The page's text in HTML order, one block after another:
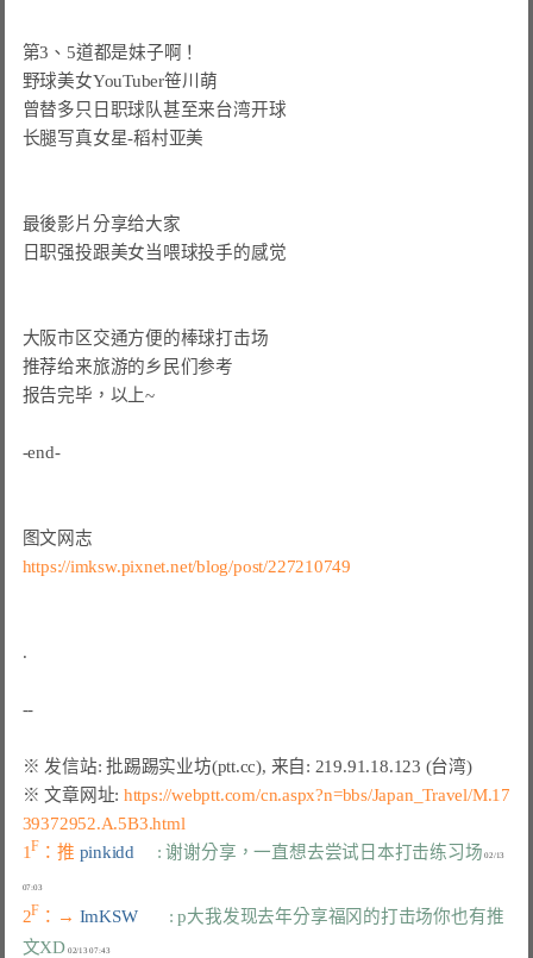
第3、5道都是妹子啊！
野球美女YouTuber笹川萌
曾替多只日职球队甚至来台湾开球
长腿写真女星-稻村亚美
最後影片分享给大家
日职强投跟美女当喂球投手的感觉
大阪市区交通方便的棒球打击场
推荐给来旅游的乡民们参考
报告完毕，以上~
-end-
https://imksw.pixnet.net/blog/post/227210749
.
※ 发信站: 批踢踢实业坊(ptt.cc), 来自: 219.91.18.123 (台湾)
※ 文章网址: https://webptt.com/cn.aspx?n=bbs/Japan_Travel/M.17
39372952.A.5B3.html
1F ：推 pinkidd : 谢谢分享，一直想去尝试日本打击练习场 02/13
07:03
2F ：→ ImKSW : p大我发现去年分享福冈的打击场你也有推
文XD
02/13 07:43